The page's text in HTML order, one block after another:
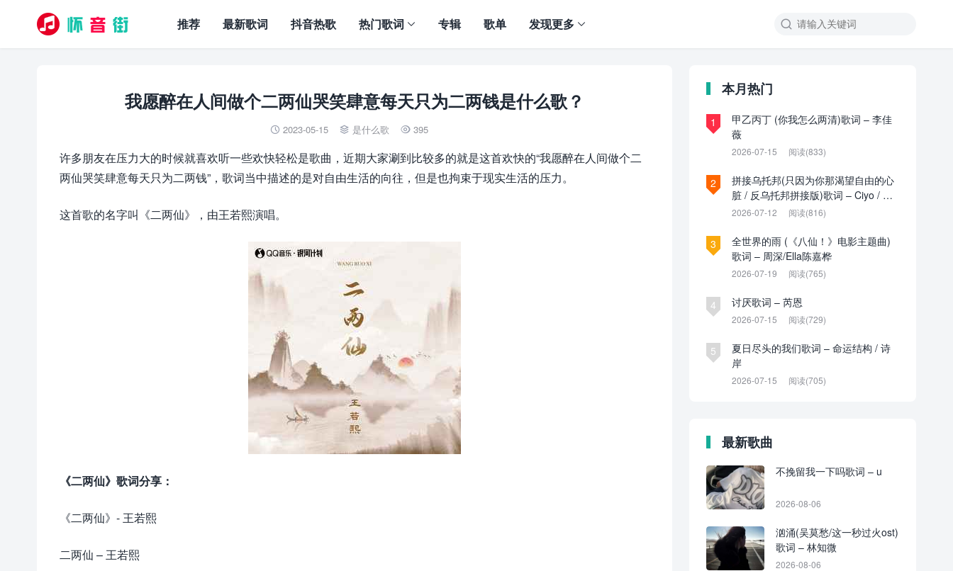

推荐 最新歌词 抖音热歌 热门歌词 专辑 歌单 发现更多
我愿醉在人间做个二两仙哭笑肆意每天只为二两钱是什么歌？
 2023-05-15  是什么歌  395
许多朋友在压力大的时候就喜欢听一些欢快轻松是歌曲，近期大家涮到比较多的就是这首欢快的“我愿醉在人间做个二
两仙哭笑肆意每天只为二两钱”，歌词当中描述的是对自由生活的向往，但是也拘束于现实生活的压力。
这首歌的名字叫《二两仙》，由王若熙演唱。
《二两仙》歌词分享：
《二两仙》- 王若熙
二两仙 – 王若熙
本月热门
1
甲乙丙丁 (你我怎么两清)歌词 – 李佳
薇
2026-07-15 阅读(833)
2
拼接乌托邦(只因为你那渴望自由的心
脏 / 反乌托邦拼接版)歌词 – Ciyo / 见
过夏天P / 乌托邦P
2026-07-12 阅读(816)
3
全世界的雨 (《八仙！》电影主题曲)
歌词 – 周深/Ella陈嘉桦
2026-07-19 阅读(765)
4 讨厌歌词 – 芮恩
2026-07-15 阅读(729)
5
夏日尽头的我们歌词 – 命运结构 / 诗
岸
2026-07-15 阅读(705)
最新歌曲
不挽留我一下吗歌词 – u
2026-08-06
汹涌(吴莫愁/这一秒过火ost)
歌词 – 林知微
2026-08-06